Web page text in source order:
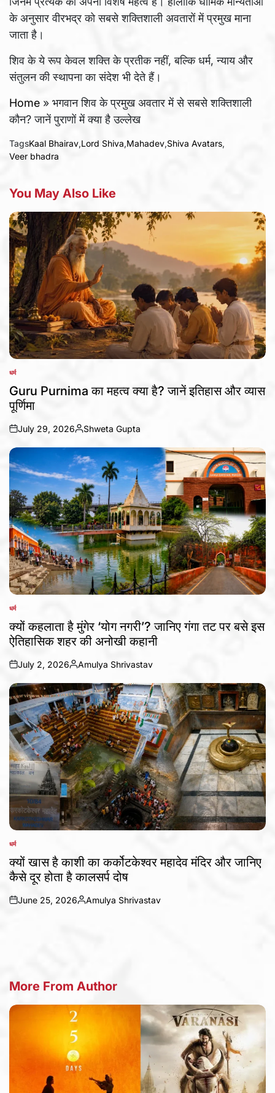
के अनुसार वीरभद्र को सबसे शक्तिशाली अवतारों में प्रमुख माना
जाता है।
शिव के ये रूप केवल शक्ति के प्रतीक नहीं, बल्कि धर्म, न्याय और
संतुलन की स्थापना का संदेश भी देते हैं।
Home » भगवान शिव के प्रमुख अवतार में से सबसे शक्तिशाली
कौन? जानें पुराणों में क्या है उल्लेख
TagsKaal Bhairav,Lord Shiva,Mahadev,Shiva Avatars,
Veer bhadra
You May Also Like
POSTED
IN
धर्म
Guru Purnima का महत्व क्या है? जानें इतिहास और व्यास
पूर्णिमा
on
July 29, 2026
Posted
by
Shweta Gupta
POSTED
धर्म
क्यों कहलाता है मुंगेर ‘योग नगरी’? जानिए गंगा तट पर बसे इस
ऐतिहासिक शहर की अनोखी कहानी
on
July 2, 2026
Posted
by
Amulya Shrivastav
POSTED
धर्म
क्यों खास है काशी का कर्कोटकेश्वर महादेव मंदिर और जानिए
कैसे दूर होता है कालसर्प दोष
on
June 25, 2026
Posted
Amulya Shrivastav
More From Author